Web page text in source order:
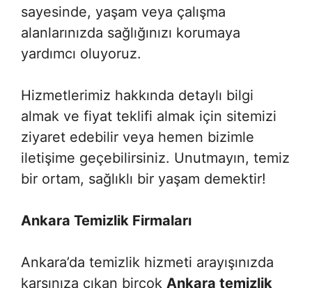
sayesinde, yaşam veya çalışma
alanlarınızda sağlığınızı korumaya
yardımcı oluyoruz.
Hizmetlerimiz hakkında detaylı bilgi
almak ve fiyat teklifi almak için sitemizi
ziyaret edebilir veya hemen bizimle
iletişime geçebilirsiniz. Unutmayın, temiz
bir ortam, sağlıklı bir yaşam demektir!
Ankara Temizlik Firmaları
Ankara’da temizlik hizmeti arayışınızda
karşınıza çıkan birçok Ankara temizlik